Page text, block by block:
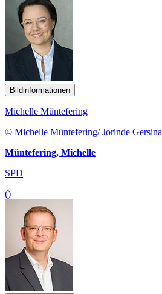
Bildinformationen
Michelle Müntefering
© Michelle Müntefering/ Jorinde Gersina
Müntefering, Michelle
SPD
()